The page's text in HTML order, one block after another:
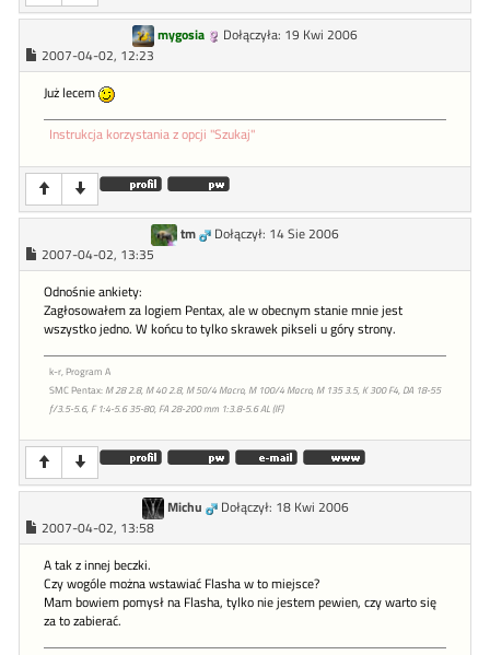
mygosia
Dołączyła: 19 Kwi 2006
2007-04-02, 12:23
Już lecem
Instrukcja korzystania z opcji "Szukaj"
tm
Dołączył: 14 Sie 2006
2007-04-02, 13:35
Odnośnie ankiety:
Zagłosowałem za logiem Pentax, ale w obecnym stanie mnie jest
wszystko jedno. W końcu to tylko skrawek pikseli u góry strony.
k-r, Program A
SMC Pentax: M 28 2.8, M 40 2.8, M 50/4 Macro, M 100/4 Macro, M 135 3.5, K 300 F4, DA 18-55
f/3.5-5.6, F 1:4-5.6 35-80, FA 28-200 mm 1:3.8-5.6 AL (IF)
Michu
Dołączył: 18 Kwi 2006
2007-04-02, 13:58
A tak z innej beczki.
Czy wogóle można wstawiać Flasha w to miejsce?
Mam bowiem pomysł na Flasha, tylko nie jestem pewien, czy warto się
za to zabierać.